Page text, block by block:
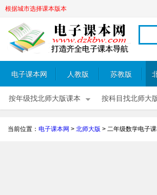
根据城市选择课本版本
电子课本网 人教版 苏教版
按年级找北师大版课本 按科目找北师大
当前位置： 电子课本网 > 北师大版 > 二年级数学电子